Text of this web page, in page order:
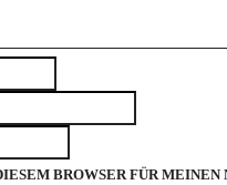
BROWSER FÜR